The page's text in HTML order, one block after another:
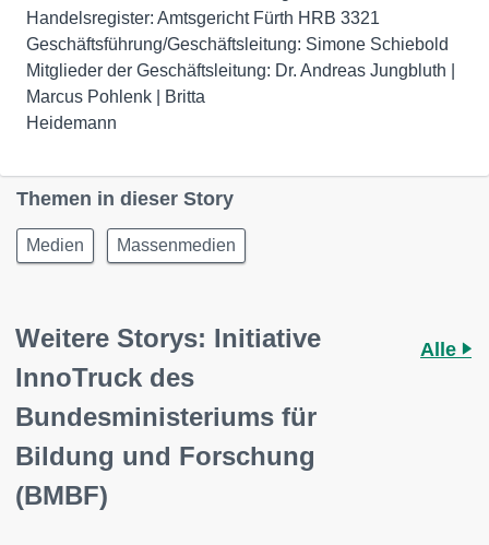
Handelsregister: Amtsgericht Fürth HRB 3321
Geschäftsführung/Geschäftsleitung: Simone Schiebold
Mitglieder der Geschäftsleitung: Dr. Andreas Jungbluth |
Marcus Pohlenk | Britta
Heidemann
Themen in dieser Story
Medien Massenmedien
Weitere Storys: Initiative
InnoTruck des
Bundesministeriums für
Bildung und Forschung
(BMBF)
Alle